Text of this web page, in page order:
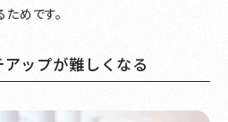
めです。
ップが難しくなる